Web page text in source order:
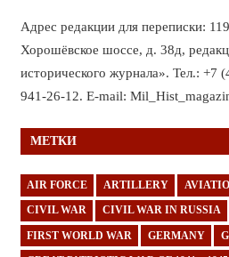
Адрес редакции для переписки:
Хорошёвское шоссе, д. 38д,
исторического журнала». Тел.: +7
941-26-12. E-mail:
МЕТКИ
AIR FORCE ARTILLERY
CIVIL WAR CIVIL WAR IN RUSSIA
FIRST WORLD WAR GERMANY